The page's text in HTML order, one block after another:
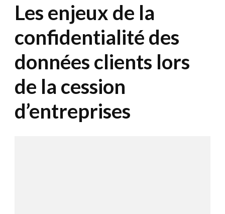
Les enjeux de la
confidentialité des
données clients lors
de la cession
d’entreprises